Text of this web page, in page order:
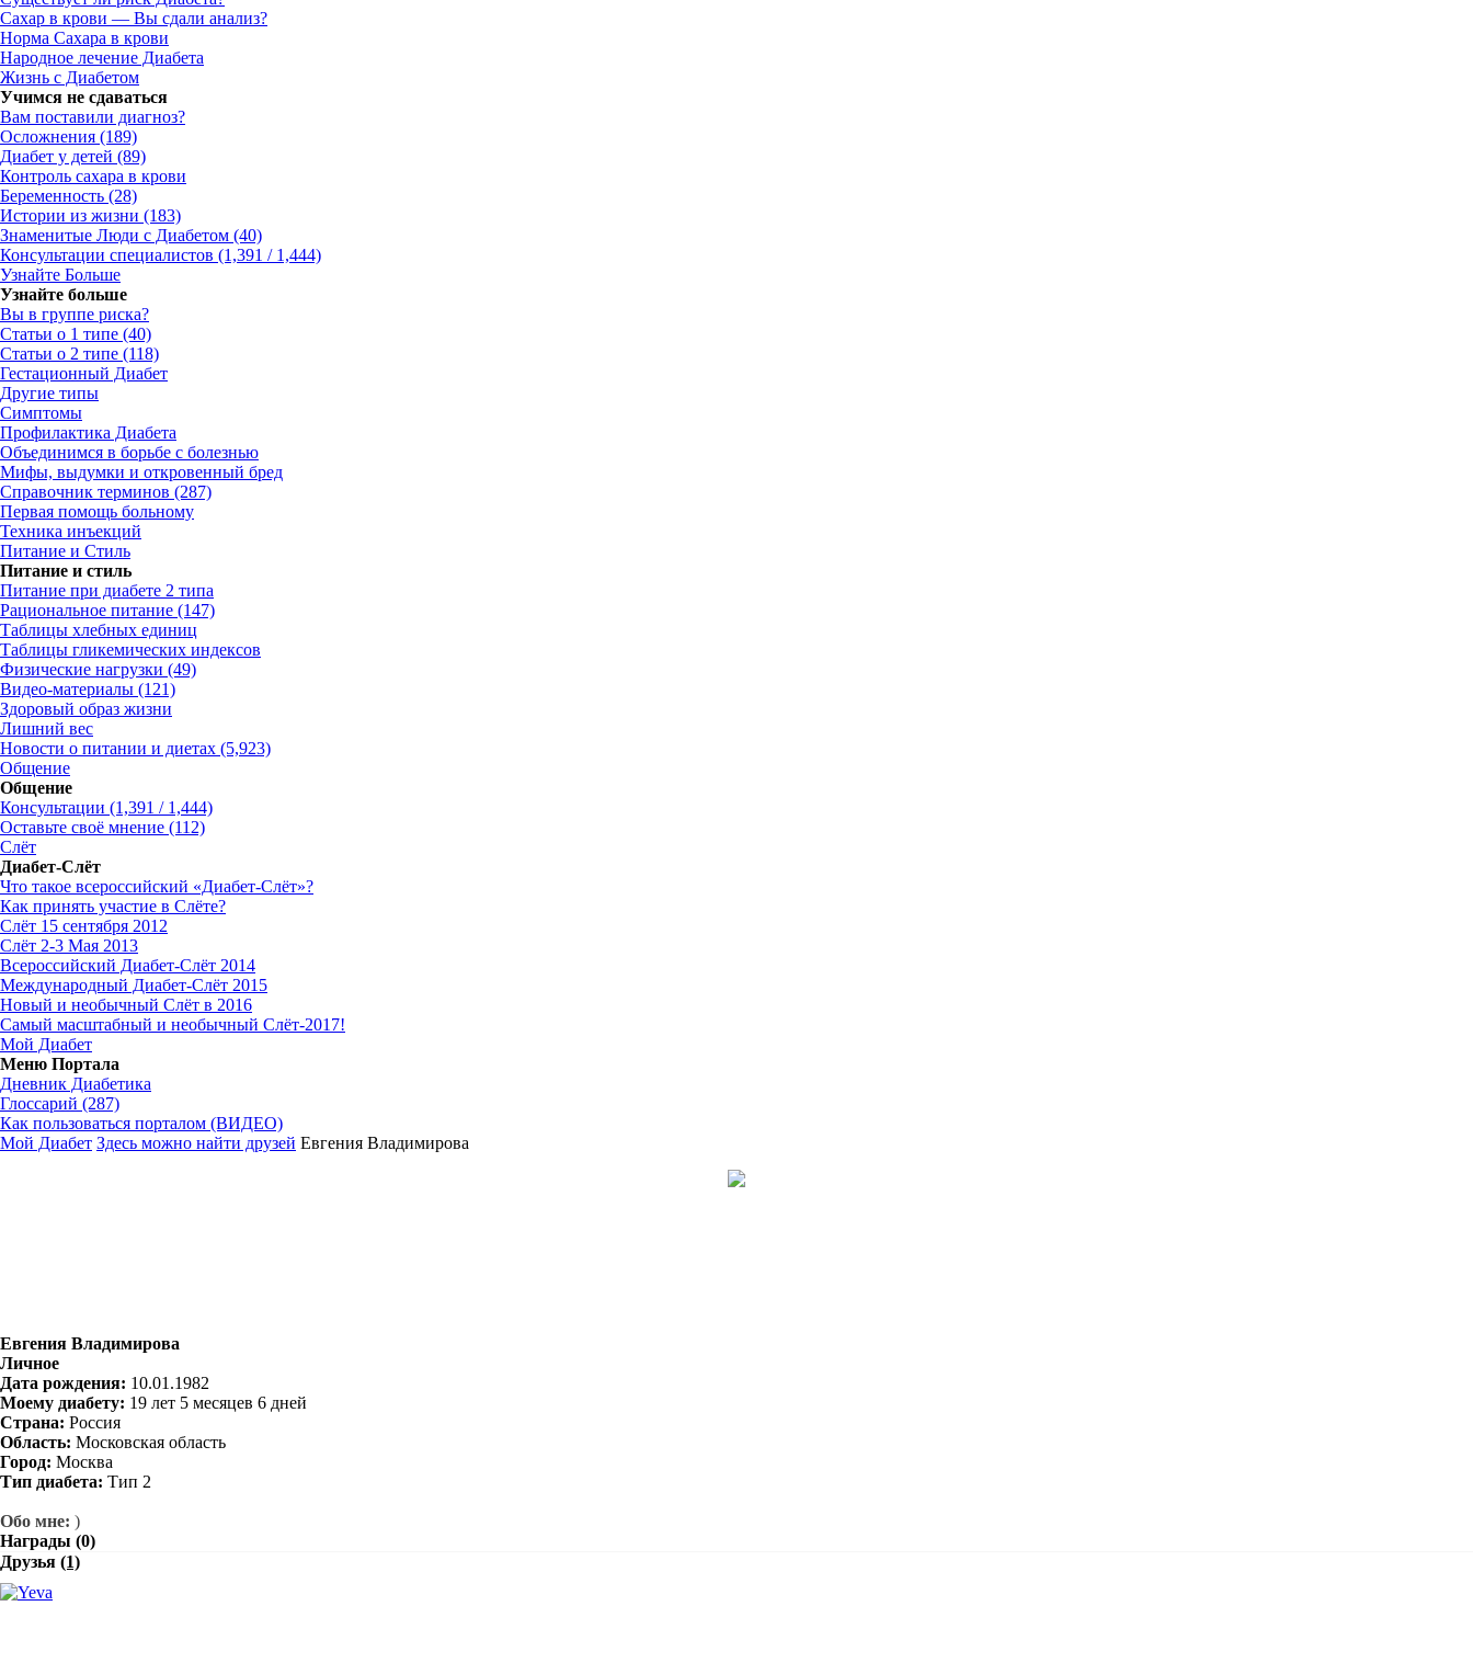
Сахар в крови — Вы сдали анализ?
Норма Сахара в крови
Народное лечение Диабета
Жизнь с Диабетом
Учимся не сдаваться
Вам поставили диагноз?
Осложнения (189)
Диабет у детей (89)
Контроль сахара в крови
Беременность (28)
Истории из жизни (183)
Знаменитые Люди с Диабетом (40)
Консультации специалистов (1,391 / 1,444)
Узнайте Больше
Узнайте больше
Вы в группе риска?
Статьи о 1 типе (40)
Статьи о 2 типе (118)
Гестационный Диабет
Другие типы
Симптомы
Профилактика Диабета
Объединимся в борьбе с болезнью
Мифы, выдумки и откровенный бред
Справочник терминов (287)
Первая помощь больному
Техника инъекций
Питание и Стиль
Питание и стиль
Питание при диабете 2 типа
Рациональное питание (147)
Таблицы хлебных единиц
Таблицы гликемических индексов
Физические нагрузки (49)
Видео-материалы (121)
Здоровый образ жизни
Лишний вес
Новости о питании и диетах (5,923)
Общение
Общение
Консультации (1,391 / 1,444)
Оставьте своё мнение (112)
Слёт
Диабет-Слёт
Что такое всероссийский «Диабет-Слёт»?
Как принять участие в Слёте?
Слёт 15 сентября 2012
Слёт 2-3 Мая 2013
Всероссийский Диабет-Слёт 2014
Международный Диабет-Слёт 2015
Новый и необычный Слёт в 2016
Самый масштабный и необычный Слёт-2017!
Мой Диабет
Меню Портала
Дневник Диабетика
Глоссарий (287)
Как пользоваться порталом (ВИДЕО)
Мой Диабет Здесь можно найти друзей Евгения Владимирова
Евгения Владимирова
Личное
Дата рождения: 10.01.1982
Моему диабету: 19 лет 5 месяцев 6 дней
Страна: Россия
Область: Московская область
Город: Москва
Тип диабета: Тип 2
Обо мне: )
Награды (0)
Друзья (1)